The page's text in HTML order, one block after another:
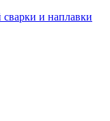
и наплавки